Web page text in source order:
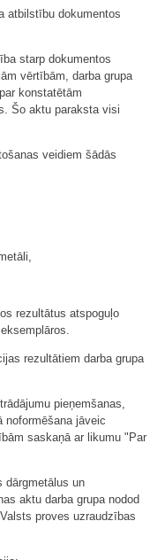
atbilstību dokumentos
starp dokumentos
vērtībām, darba grupa
konstatētām
Šo aktu paraksta visi
veidiem šādās
rezultātus atspoguļo
rezultātiem darba grupa
pieņemšanas,
noformēšana jāveic
saskaņā ar likumu "Par
dārgmetālus un
aktu darba grupa nodod
proves uzraudzības